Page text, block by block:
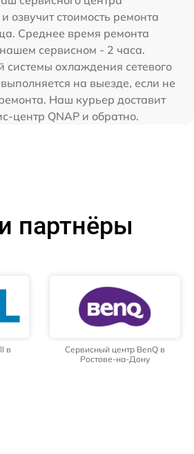
озвучит стоимость ремонта
Среднее время ремонта
нашем сервисном - 2 часа.
системы охлаждения сетевого
на выезде, если не
Наш курьер доставит
центр QNAP и обратно.
партнёры
в
Сервисный центр BenQ в
Ростове-на-Дону